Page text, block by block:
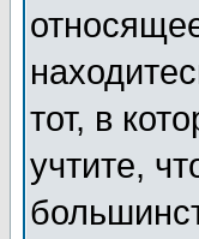
тот, в
учтите,